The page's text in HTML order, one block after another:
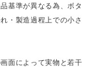
基準が異なる為、ボタ
・製造過程上での小さ
面によって実物と若干